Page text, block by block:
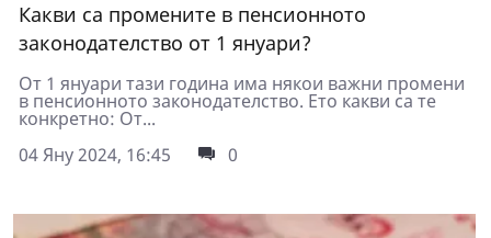
Какви са промените в пенсионното
законодателство от 1 януари?
От 1 януари тази година има някои важни промени
в пенсионното законодателство. Ето какви са те
конкретно: От...
04 Яну 2024, 16:45
0